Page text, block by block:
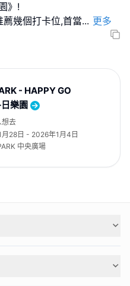
》!
幾個打卡位,首當... 更多
- HAPPY GO
樂園
想去
月28日 - 2026年1月4日
中央廣場